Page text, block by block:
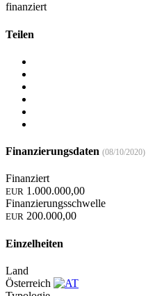
finanziert
Teilen
Finanzierungsdaten (08/10/2020)
Finanziert
EUR 1.000.000,00
Finanzierungsschwelle
EUR 200.000,00
Einzelheiten
Land
Österreich